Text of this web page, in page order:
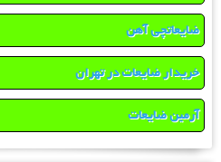
ضایعاتچی آهن
خریدار ضایعات در تهران
آرمین ضایعات